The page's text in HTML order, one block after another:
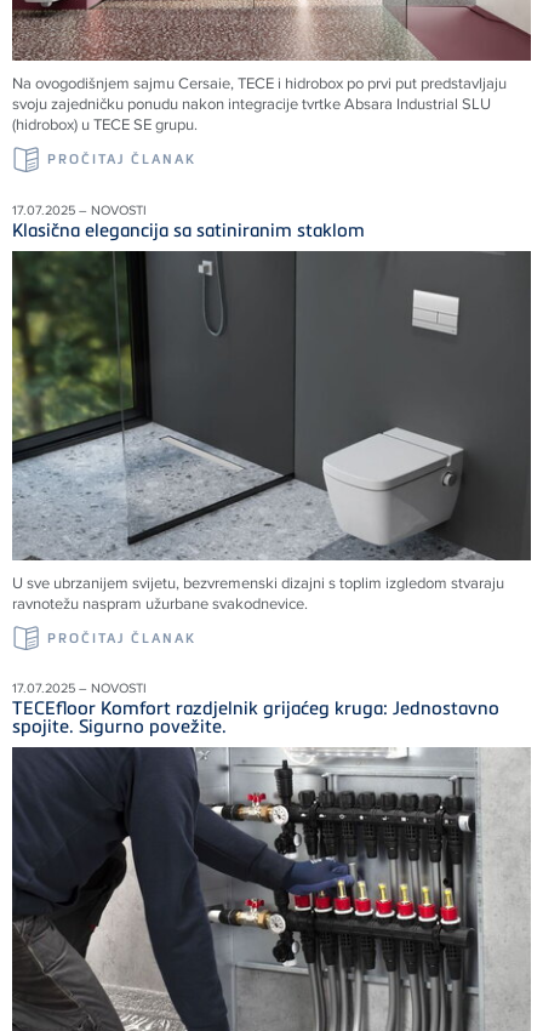
Na ovogodišnjem sajmu Cersaie, TECE i hidrobox po prvi put predstavljaju
svoju zajedničku ponudu nakon integracije tvrtke Absara Industrial SLU
(hidrobox) u TECE SE grupu.
PROČITAJ ČLANAK
17.07.2025 – NOVOSTI
Klasična elegancija sa satiniranim staklom
U sve ubrzanijem svijetu, bezvremenski dizajni s toplim izgledom stvaraju
ravnotežu naspram užurbane svakodnevice.
PROČITAJ ČLANAK
17.07.2025 – NOVOSTI
TECEfloor Komfort razdjelnik grijaćeg kruga: Jednostavno
spojite. Sigurno povežite.